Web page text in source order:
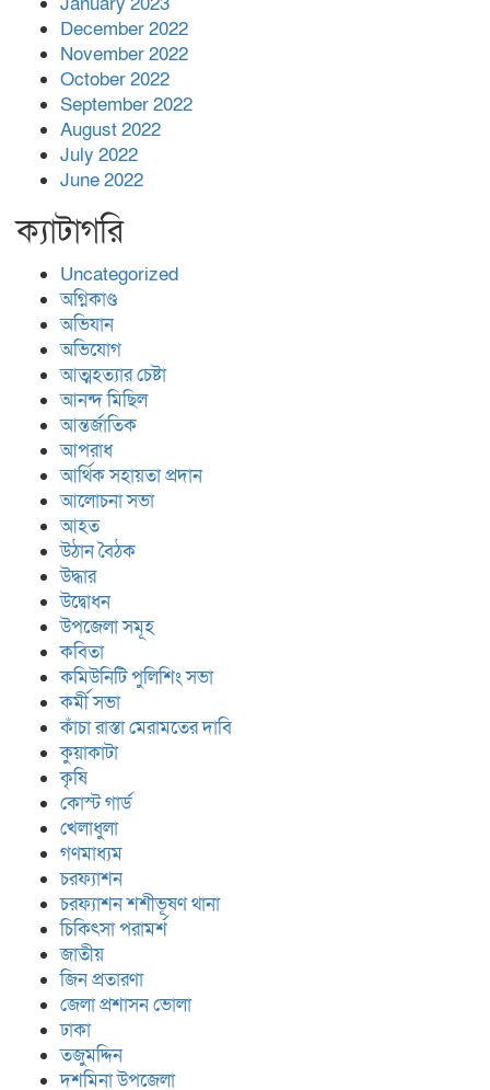
December 2022
November 2022
October 2022
September 2022
August 2022
July 2022
June 2022
ক্যাটাগরি
Uncategorized
অগ্নিকাণ্ড
অভিযান
অভিযোগ
আত্মহত্যার চেষ্টা
আনন্দ মিছিল
আন্তর্জাতিক
আপরাধ
আর্থিক সহায়তা প্রদান
আলোচনা সভা
আহত
উঠান বৈঠক
উদ্ধার
উদ্বোধন
উপজেলা সমূহ
কবিতা
কমিউনিটি পুলিশিং সভা
কর্মী সভা
কাঁচা রাস্তা মেরামতের দাবি
কুয়াকাটা
কৃষি
কোস্ট গার্ড
খেলাধুলা
গণমাধ্যম
চরফ্যাশন
চরফ্যাশন শশীভূষণ থানা
চিকিৎসা পরামর্শ
জাতীয়
জিন প্রতারণা
জেলা প্রশাসন ভোলা
ঢাকা
তজুমদ্দিন
দশমিনা উপজেলা